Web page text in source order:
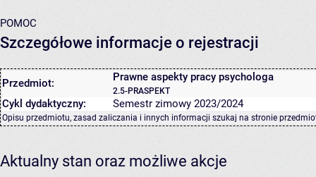
POMOC
Szczegółowe informacje o rejestracji
Przedmiot: Prawne aspekty pracy psychologa
2.5-PRASPEKT
Cykl dydaktyczny: Semestr zimowy 2023/2024
Opisu przedmiotu, zasad zaliczania i innych informacji szukaj na stronie
Aktualny stan oraz możliwe akcje